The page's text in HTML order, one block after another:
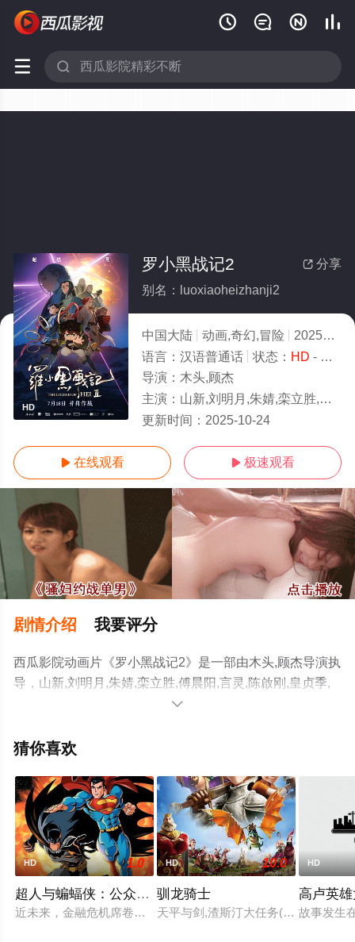
   
 
HD
 分享
罗小黑战记2
别名：luoxiaoheizhanji2
中国大陆 动画,奇幻,冒险 2025
语言： 汉语普通话 状态： HD - 可以高清免费在线观看
导演： 木头,顾杰
主演： 山新,刘明月,朱婧,栾立胜,傅晨阳,言灵,陈啟刚,皇贞季,李璐,陈思宇,任景行
更新时间： 2025-10-24
 在线观看  极速观看
剧情介绍 我要评分
西瓜影院动画片《罗小黑战记2》是一部由木头,顾杰导演执
导，山新,刘明月,朱婧,栾立胜,傅晨阳,言灵,陈啟刚,皇贞季,
李璐,陈思宇,任景行等明星演员精彩演绎的中国大陆电影，
更多剧情信息可移步至豆瓣电影、电视猫或剧情网等平台

猜你喜欢
HD 1.0
超人与蝙蝠侠：公众之敌
近未来，金融危机席卷美国，失业率和犯罪率飙升，各大主要
HD 10.0
驯龙骑士
天平与剑,渣斯汀大任务(港),贾斯汀出
HD
高卢英
故事发生